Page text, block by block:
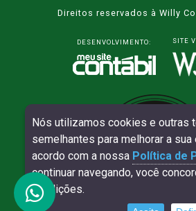
Direitos reservados à Willy
DESENVOLVIMENTO: SITE
Nós utilizamos cookies e outras
semelhantes para melhorar a sua
acordo com a nossa Política de
continuar navegando, você
condições.